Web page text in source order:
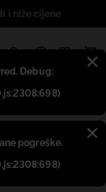
Debug:
pogreške.
i niže cijene